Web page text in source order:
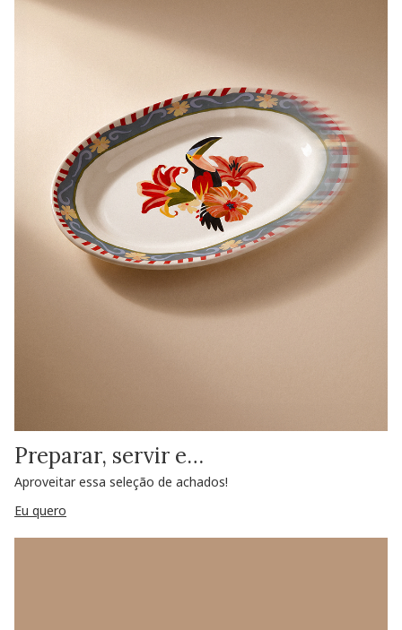
Preparar, servir e…
Aproveitar essa seleção de achados!
Eu quero